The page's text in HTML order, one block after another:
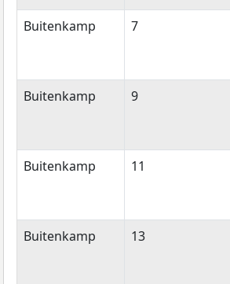
Buitenkamp 7
Buitenkamp 9
Buitenkamp 11
Buitenkamp 13